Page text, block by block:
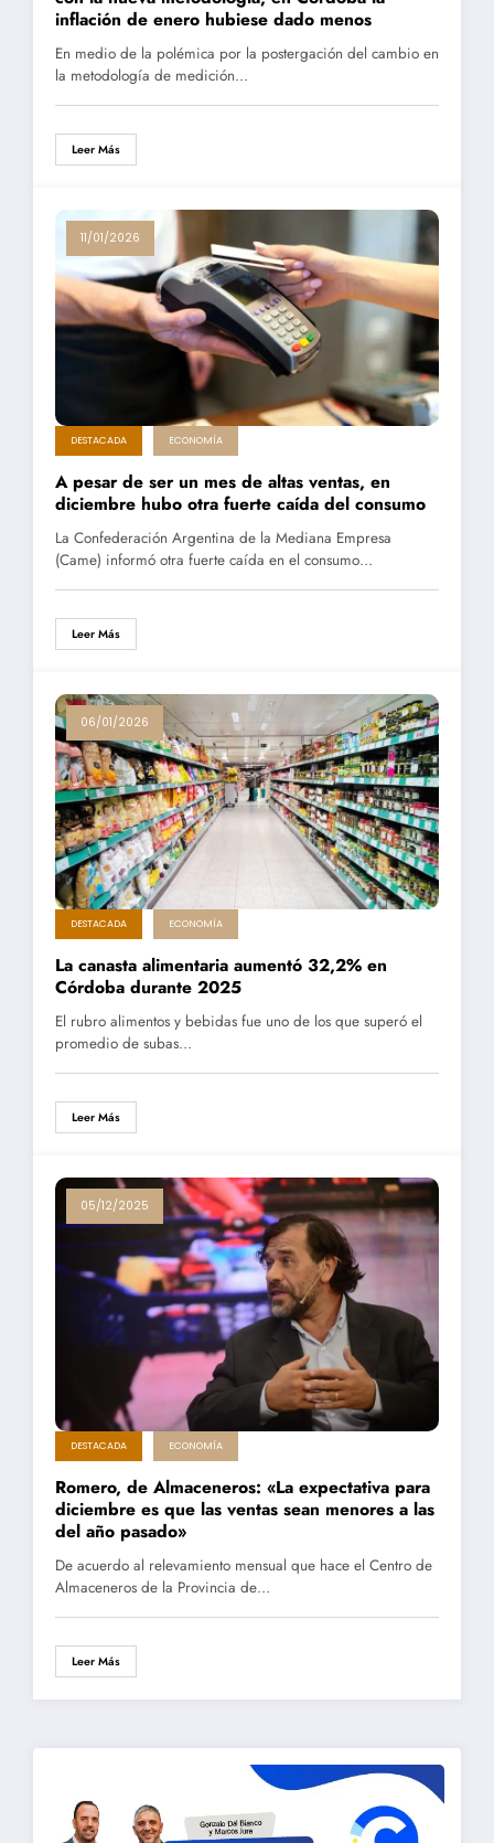
inflación de enero hubiese dado menos
En medio de la polémica por la postergación del cambio en
la metodología de medición…
Leer Más
11/01/2026
DESTACADA ECONOMÍA
A pesar de ser un mes de altas ventas, en
diciembre hubo otra fuerte caída del consumo
La Confederación Argentina de la Mediana Empresa
(Came) informó otra fuerte caída en el consumo…
Leer Más
06/01/2026
DESTACADA ECONOMÍA
La canasta alimentaria aumentó 32,2% en
Córdoba durante 2025
El rubro alimentos y bebidas fue uno de los que superó el
promedio de subas…
Leer Más
05/12/2025
DESTACADA ECONOMÍA
Romero, de Almaceneros: «La expectativa para
diciembre es que las ventas sean menores a las
del año pasado»
De acuerdo al relevamiento mensual que hace el Centro de
Almaceneros de la Provincia de…
Leer Más